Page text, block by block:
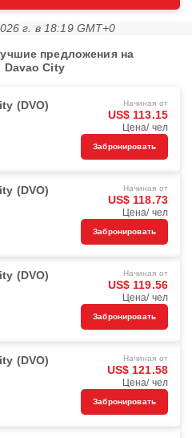
г. в 18:19 GMT+0
предложения на
Davao City
(DVO) Начиная от
US$ 113.15
Цена/ чел
Забронировать
(DVO) Начиная от
US$ 118.73
Цена/ чел
Забронировать
(DVO) Начиная от
US$ 119.56
Цена/ чел
Забронировать
(DVO) Начиная от
US$ 121.58
Цена/ чел
Забронировать